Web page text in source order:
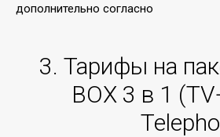
дополнительно согласно
3. Тарифы на
ВОХ 3 в 1
Услуга «организация рабочего
себя полноценное оснащение
орг.техникой (моноблоки,
комплектующие к ним), офисной
сервиса печати и